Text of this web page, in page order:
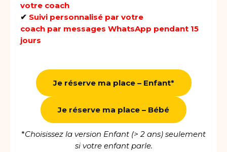
votre coach
✔ Suivi personnalisé par votre
coach par messages WhatsApp pendant 15
jours
Je réserve ma place – Enfant*
Je réserve ma place – Bébé
*Choisissez la version Enfant (> 2 ans) seulement
si votre enfant parle.